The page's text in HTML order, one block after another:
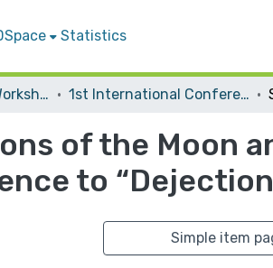
Statistics
Conferences and Workshops 1st International Conference on: "Current Academic Research"
of the Moon
to
Simple item